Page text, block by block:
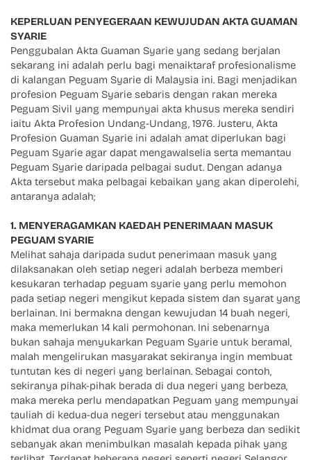
KEPERLUAN PENYEGERAAN KEWUJUDAN AKTA GUAMAN
SYARIE
Penggubalan Akta Guaman Syarie yang sedang berjalan
sekarang ini adalah perlu bagi menaiktaraf profesionalisme
di kalangan Peguam Syarie di Malaysia ini. Bagi menjadikan
profesion Peguam Syarie sebaris dengan rakan mereka
Peguam Sivil yang mempunyai akta khusus mereka sendiri
iaitu Akta Profesion Undang-Undang, 1976. Justeru, Akta
Profesion Guaman Syarie ini adalah amat diperlukan bagi
Peguam Syarie agar dapat mengawalselia serta memantau
Peguam Syarie daripada pelbagai sudut. Dengan adanya
Akta tersebut maka pelbagai kebaikan yang akan diperolehi,
antaranya adalah;
1. MENYERAGAMKAN KAEDAH PENERIMAAN MASUK
PEGUAM SYARIE
Melihat sahaja daripada sudut penerimaan masuk yang
dilaksanakan oleh setiap negeri adalah berbeza memberi
kesukaran terhadap peguam syarie yang perlu memohon
pada setiap negeri mengikut kepada sistem dan syarat yang
berlainan. Ini bermakna dengan kewujudan 14 buah negeri,
maka memerlukan 14 kali permohonan. Ini sebenarnya
bukan sahaja menyukarkan Peguam Syarie untuk beramal,
malah mengelirukan masyarakat sekiranya ingin membuat
tuntutan kes di negeri yang berlainan. Sebagai contoh,
sekiranya pihak-pihak berada di dua negeri yang berbeza,
maka mereka perlu mendapatkan Peguam yang mempunyai
tauliah di kedua-dua negeri tersebut atau menggunakan
khidmat dua orang Peguam Syarie yang berbeza dan sedikit
sebanyak akan menimbulkan masalah kepada pihak yang